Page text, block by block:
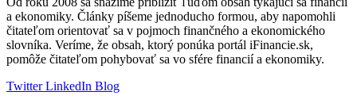
a ekonomiky. Články píšeme jednoducho formou, aby napomohli
čitateľom orientovať sa v pojmoch finančného a ekonomického
slovníka. Veríme, že obsah, ktorý ponúka portál iFinancie.sk,
pomôže čitateľom pohybovať sa vo sfére financií a ekonomiky.
TwitterLinkedIn Blog